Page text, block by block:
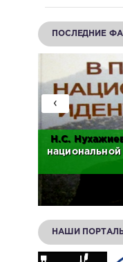
ПОСЛЕДНИЕ
Н.С.
национальной
‹
НАШИ